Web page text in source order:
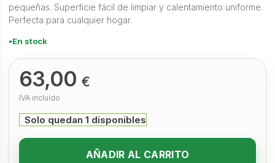
pequeñas. Superficie fácil de limpiar y calentamiento uniforme.
Perfecta para cualquier hogar.
En stock
63,00 €
IVA incluido
Solo quedan 1 disponibles
AÑADIR AL CARRITO